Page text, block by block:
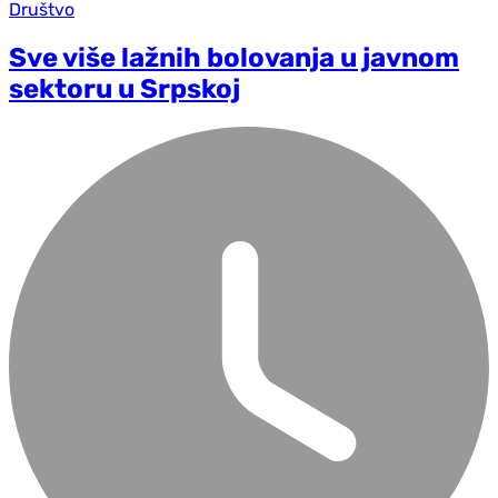
Društvo
Sve više lažnih bolovanja u javnom
sektoru u Srpskoj